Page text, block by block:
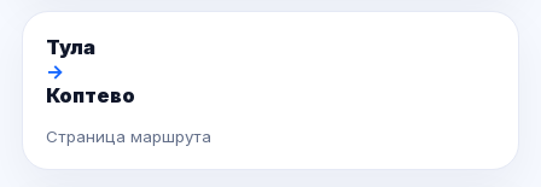
Тула
→
Коптево
Страница маршрута